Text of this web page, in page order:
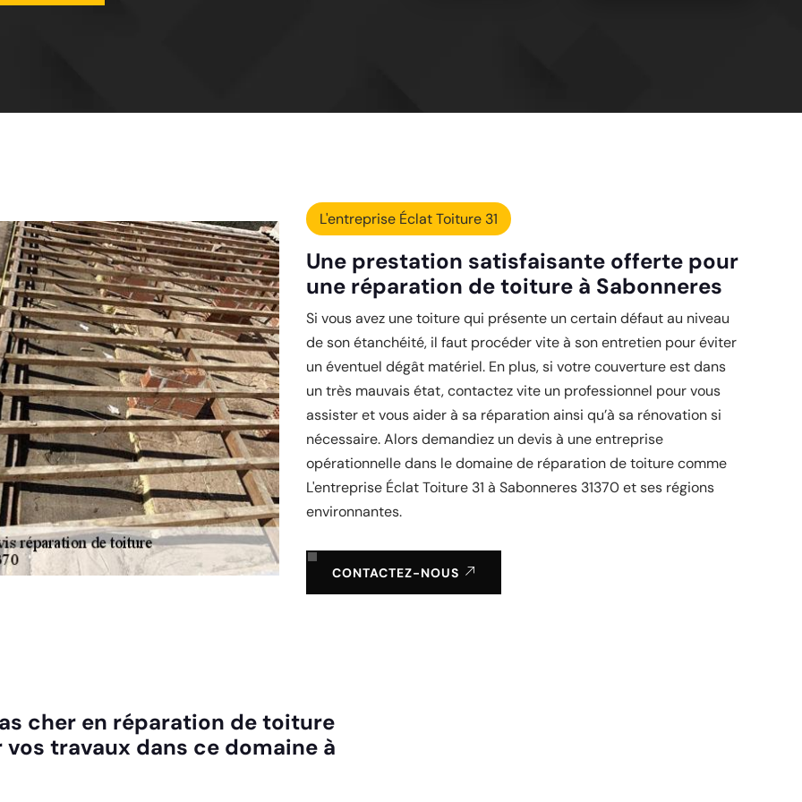
L'entreprise Éclat Toiture 31
Une prestation satisfaisante offerte pour
une réparation de toiture à Sabonneres
Si vous avez une toiture qui présente un certain défaut au niveau
de son étanchéité, il faut procéder vite à son entretien pour éviter
un éventuel dégât matériel. En plus, si votre couverture est dans
un très mauvais état, contactez vite un professionnel pour vous
assister et vous aider à sa réparation ainsi qu’à sa rénovation si
nécessaire. Alors demandiez un devis à une entreprise
opérationnelle dans le domaine de réparation de toiture comme
L'entreprise Éclat Toiture 31 à Sabonneres 31370 et ses régions
environnantes.
CONTACTEZ-NOUS
cher en réparation de toiture
travaux dans ce domaine à